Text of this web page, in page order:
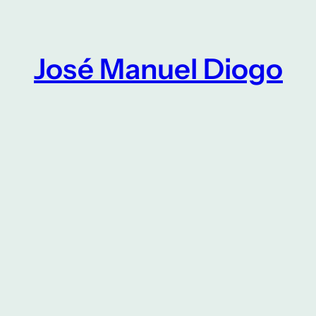
conteúdoJosé Manuel Diogo